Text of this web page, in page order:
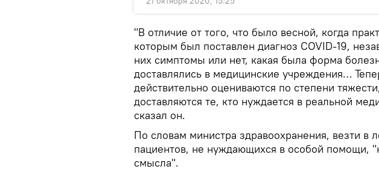
"В отличие от того, что было весной, когда
которым был поставлен диагноз COVID-19,
них симптомы или нет, какая была форма
доставлялись в медицинские учреждения…
действительно оцениваются по степени
доставляются те, кто нуждается в реальной
сказал он.
По словам министра здравоохранения, везти в
пациентов, не нуждающихся в особой помощи,
смысла".